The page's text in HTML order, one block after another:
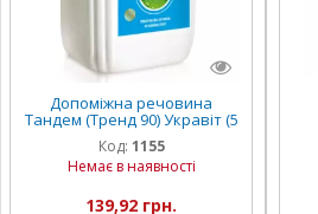
Допоміжна речовина
Тандем (Тренд 90) Укравіт (5
л)
Код: 1155
Немає в наявності
139,92 грн.